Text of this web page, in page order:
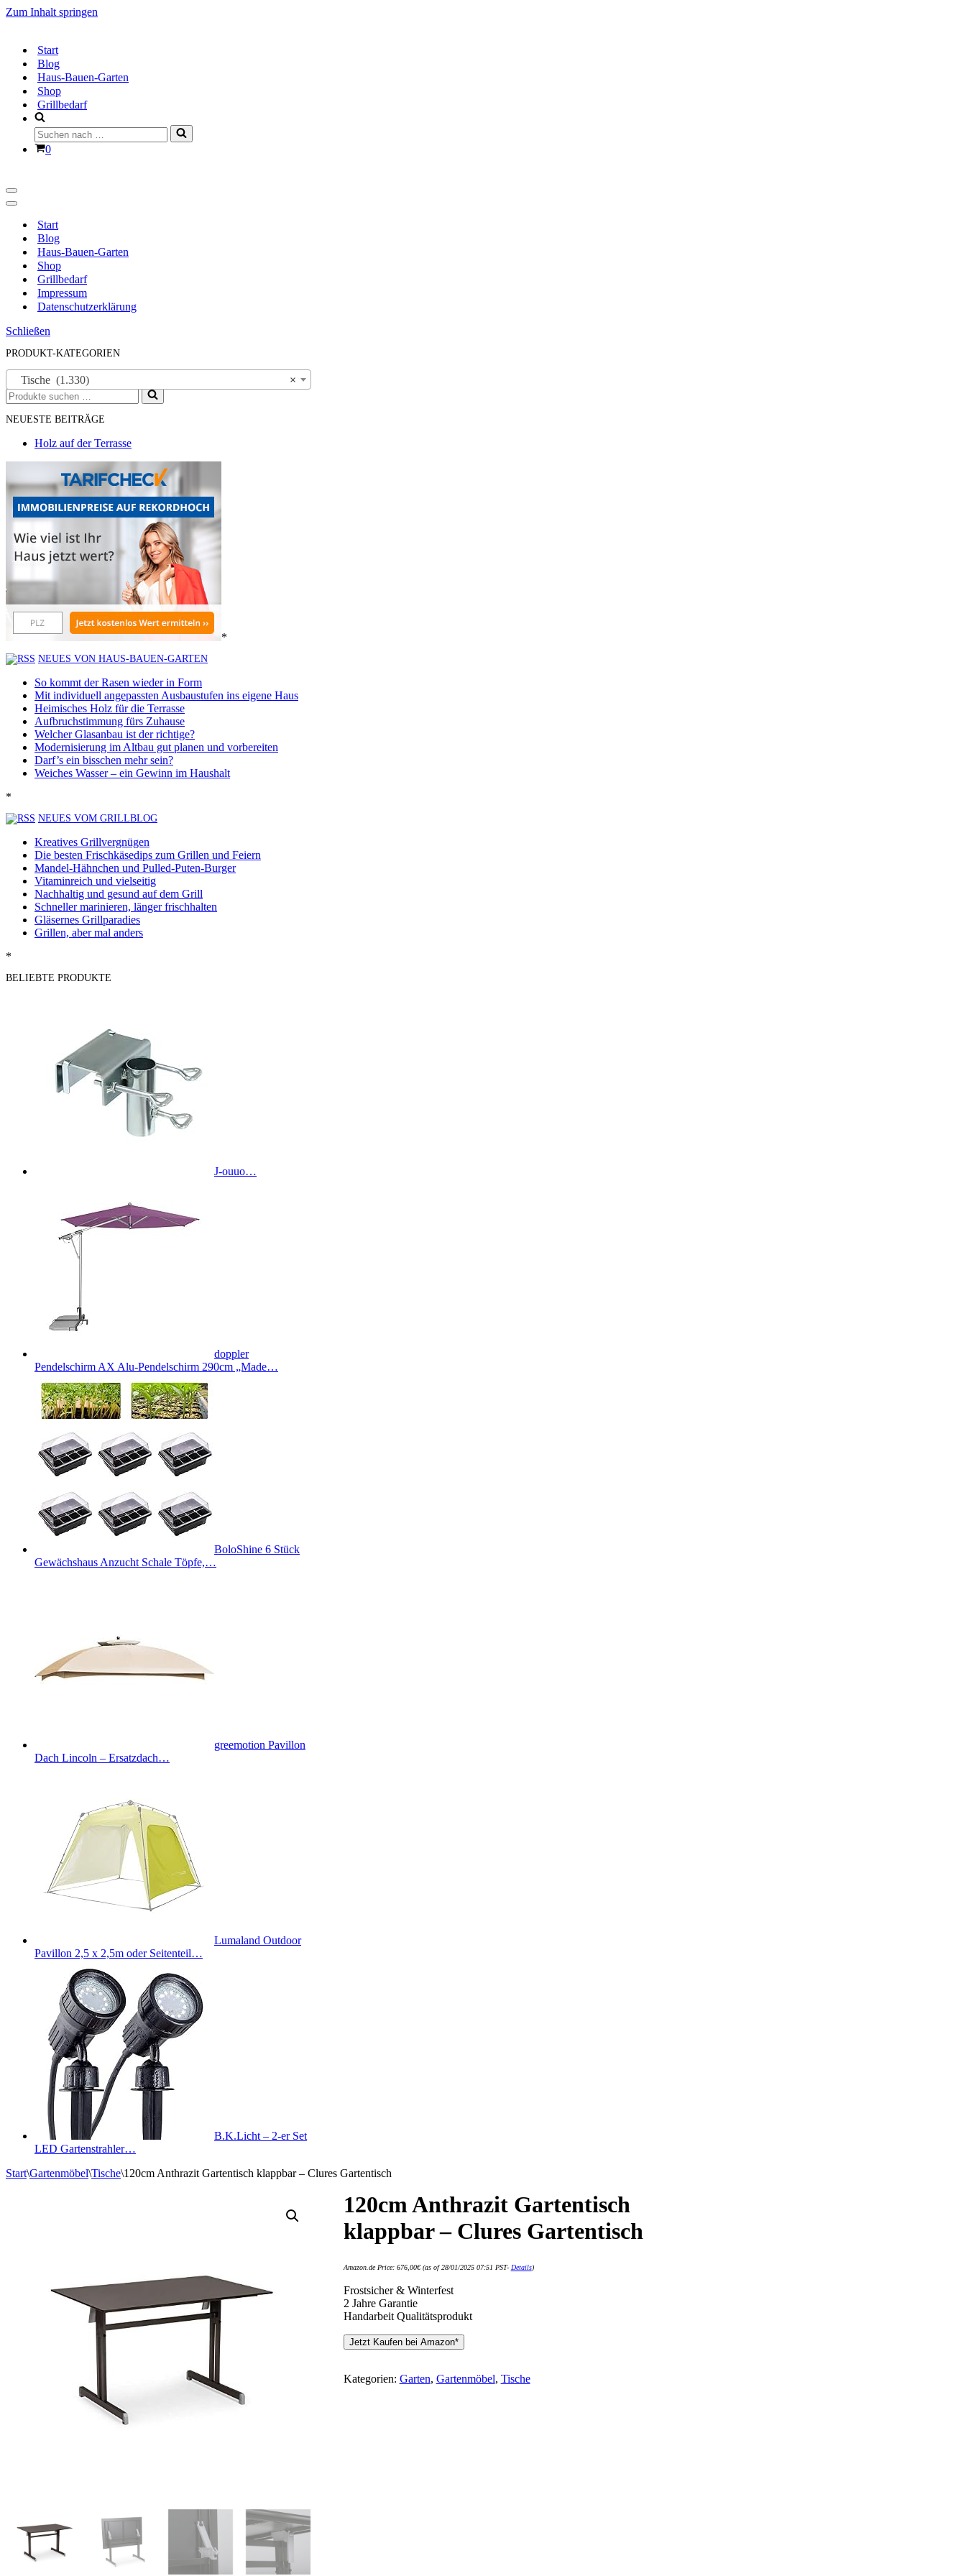
Zum Inhalt springen
Start
Blog
Haus-Bauen-Garten
Shop
Grillbedarf
Suchen
nach …
Warenkorb
0
Navigationsmenü
Navigationsmenü
Start
Blog
Haus-Bauen-Garten
Shop
Grillbedarf
Impressum
Datenschutzerklärung
Schließen
PRODUKT-KATEGORIEN
×
Tische (1.330)
Suchen
nach …
NEUESTE BEITRÄGE
Holz auf der Terrasse
*
NEUES VON HAUS-BAUEN-GARTEN
So kommt der Rasen wieder in Form
Mit individuell angepassten Ausbaustufen ins eigene Haus
Heimisches Holz für die Terrasse
Aufbruchstimmung fürs Zuhause
Welcher Glasanbau ist der richtige?
Modernisierung im Altbau gut planen und vorbereiten
Darf’s ein bisschen mehr sein?
Weiches Wasser – ein Gewinn im Haushalt
*
NEUES VOM GRILLBLOG
Kreatives Grillvergnügen
Die besten Frischkäsedips zum Grillen und Feiern
Mandel-Hähnchen und Pulled-Puten-Burger
Vitaminreich und vielseitig
Nachhaltig und gesund auf dem Grill
Schneller marinieren, länger frischhalten
Gläsernes Grillparadies
Grillen, aber mal anders
*
BELIEBTE PRODUKTE
J-ouuo…
doppler
Pendelschirm AX Alu-Pendelschirm 290cm „Made…
BoloShine 6 Stück
Gewächshaus Anzucht Schale Töpfe,…
greemotion Pavillon
Dach Lincoln – Ersatzdach…
Lumaland Outdoor
Pavillon 2,5 x 2,5m oder Seitenteil…
B.K.Licht – 2-er Set
LED Gartenstrahler…
Start\Gartenmöbel\Tische\120cm Anthrazit Gartentisch klappbar – Clures Gartentisch
120cm Anthrazit Gartentisch
klappbar – Clures Gartentisch
Amazon.de Price: 676,00€(as of 28/01/2025 07:51 PST- Details)
Frostsicher & Winterfest
2 Jahre Garantie
Handarbeit Qualitätsprodukt
Jetzt Kaufen bei Amazon*
Kategorien: Garten, Gartenmöbel, Tische